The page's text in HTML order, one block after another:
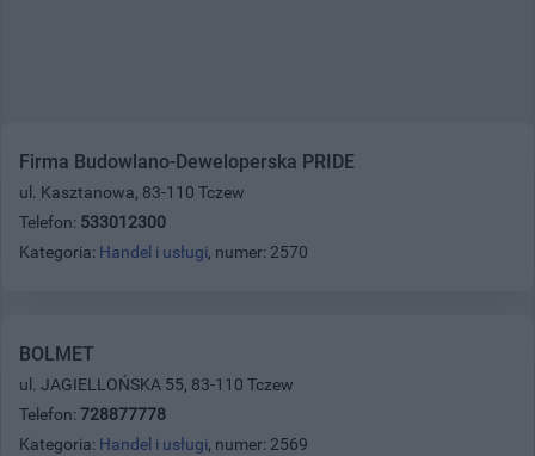
Firma Budowlano-Deweloperska PRIDE
ul. Kasztanowa, 83-110 Tczew
Telefon: 533012300
Kategoria: Handel i usługi, numer: 2570
BOLMET
ul. JAGIELLOŃSKA 55, 83-110 Tczew
Telefon: 728877778
Kategoria: Handel i usługi, numer: 2569